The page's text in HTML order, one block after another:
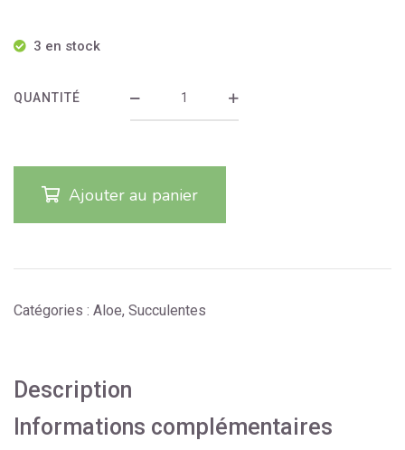
3 en stock
QUANTITÉ
Ajouter au panier
Catégories : Aloe, Succulentes
Description
Informations complémentaires